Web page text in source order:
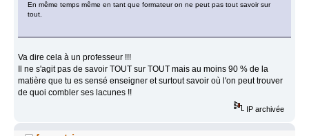
En même temps même en tant que formateur on ne peut pas tout savoir sur
tout.
Va dire cela à un professeur !!!
Il ne s'agit pas de savoir TOUT sur TOUT mais au moins 90 % de la
matière que tu es sensé enseigner et surtout savoir où l'on peut trouver
de quoi combler ses lacunes !!
IP archivée